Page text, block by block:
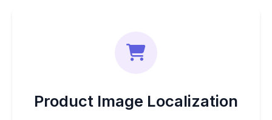
Product Image Localization